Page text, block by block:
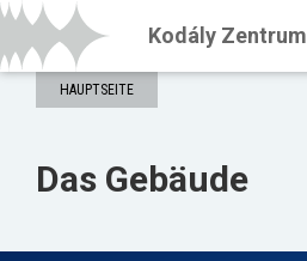
Kodály Zentrum
HAUPTSEITE
Das Gebäude